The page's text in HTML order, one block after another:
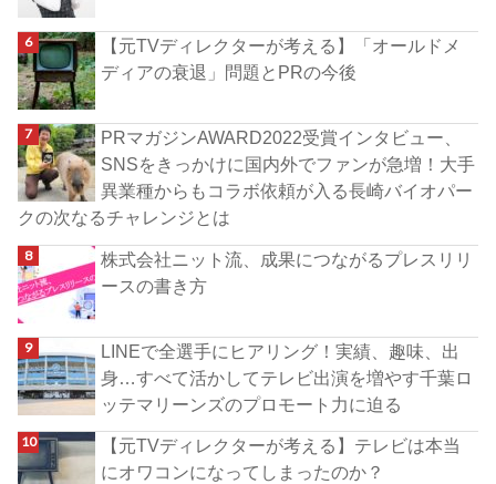
【元TVディレクターが考える】「オールドメ
ディアの衰退」問題とPRの今後
PRマガジンAWARD2022受賞インタビュー、
SNSをきっかけに国内外でファンが急増！大手
異業種からもコラボ依頼が入る長崎バイオパー
クの次なるチャレンジとは
株式会社ニット流、成果につながるプレスリリ
ースの書き方
LINEで全選手にヒアリング！実績、趣味、出
身…すべて活かしてテレビ出演を増やす千葉ロ
ッテマリーンズのプロモート力に迫る
【元TVディレクターが考える】テレビは本当
にオワコンになってしまったのか？